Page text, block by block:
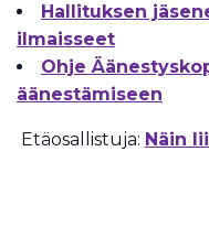
Hallituksen
ilmaisseet
Ohje
äänestämiseen
Etäosallistuja: Näin